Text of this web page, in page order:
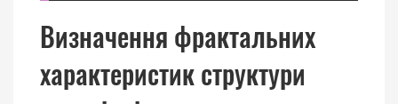
Визначення фрактальних
характеристик структури